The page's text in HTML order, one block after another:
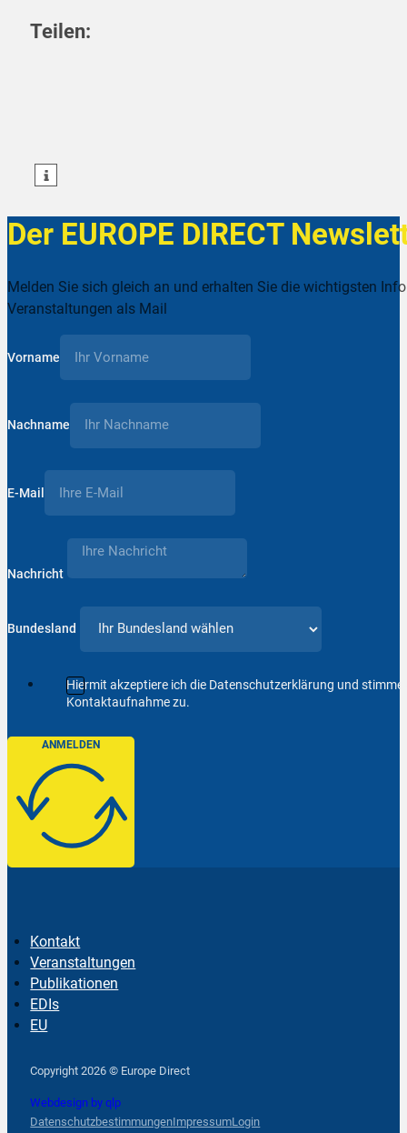
Teilen:
teilen
Der EUROPE DIRECT
Melden Sie sich gleich an und erhalten Sie die wichtigsten
Veranstaltungen als Mail
Vorname
Nachname
E-Mail
Nachricht
Bundesland
Hiermit akzeptiere ich die Datenschutzerklärung und
Kontaktaufnahme zu.
ANMELDEN
Kontakt
Veranstaltungen
Publikationen
EDIs
EU
Copyright 2026 © Europe Direct
Webdesign by qlp
DatenschutzbestimmungenImpressumLogin